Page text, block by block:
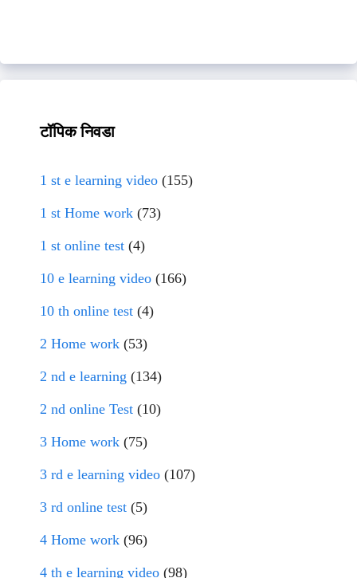
टॉपिक निवडा
1 st e learning video (155)
1 st Home work (73)
1 st online test (4)
10 e learning video (166)
10 th online test (4)
2 Home work (53)
2 nd e learning (134)
2 nd online Test (10)
3 Home work (75)
3 rd e learning video (107)
3 rd online test (5)
4 Home work (96)
4 th e learning video (98)